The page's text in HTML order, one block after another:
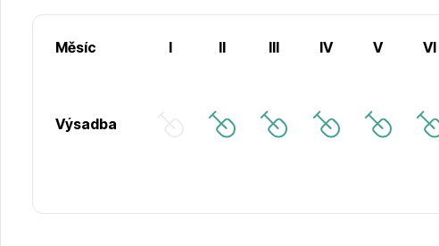
Měsíc I II III IV V VI
Výsadba